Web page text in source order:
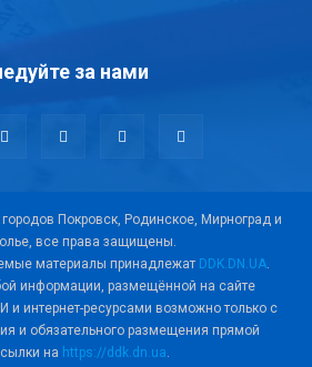
за нами
Покровск, Родинское, Мирноград и
все права защищены.
материалы принадлежат DDK.DN.UA.
информации, размещённой на сайте
и интернет-ресурсами возможно только с
и обязательного размещения прямой
на https://ddk.dn.ua.